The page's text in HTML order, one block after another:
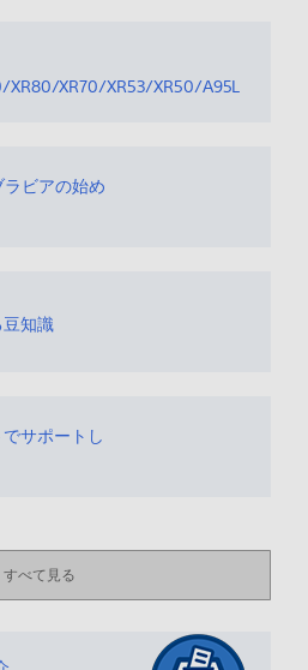
XR80/XR70/XR53/XR50/A95L
ビアの始め
知識
サポートし
すべて見る